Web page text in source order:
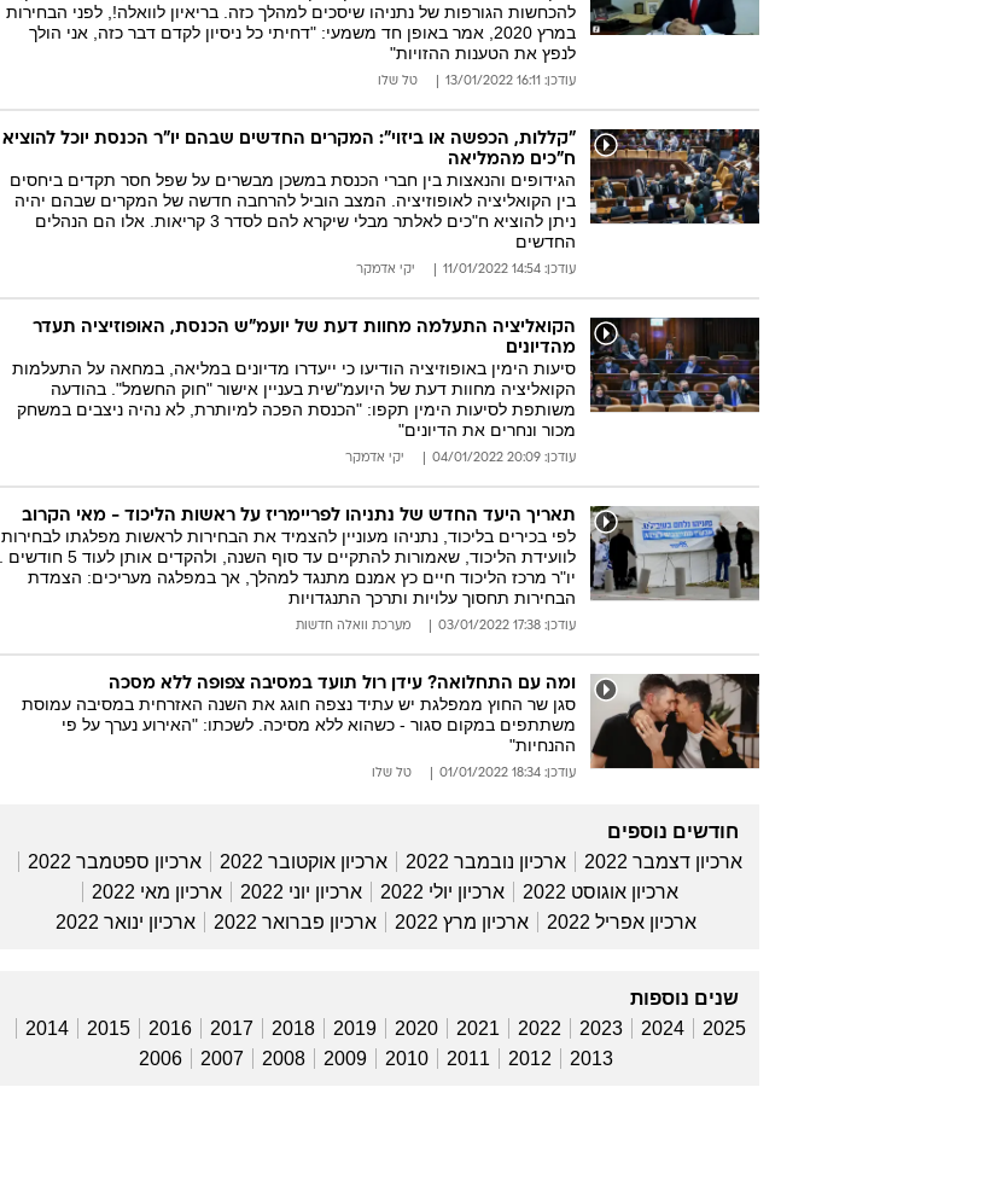
להכחשות הגורפות של נתניהו שיסכים למהלך כזה. בריאיון לוואלה!, לפני הבחירות
במרץ 2020, אמר באופן חד משמעי: "דחיתי כל ניסיון לקדם דבר כזה, אני הולך
לנפץ את הטענות ההזויות"
עודכן: 16:11 13/01/2022 טל שלו
"קללות, הכפשה או ביזוי": המקרים החדשים שבהם יו"ר הכנסת יוכל להוציא
ח"כים מהמליאה
הגידופים והנאצות בין חברי הכנסת במשכן מבשרים על שפל חסר תקדים ביחסים
בין הקואליציה לאופוזיציה. המצב הוביל להרחבה חדשה של המקרים שבהם יהיה
ניתן להוציא ח"כים לאלתר מבלי שיקרא להם לסדר 3 קריאות. אלו הם הנהלים
החדשים
עודכן: 14:54 11/01/2022 יקי אדמקר
הקואליציה התעלמה מחוות דעת של יועמ"ש הכנסת, האופוזיציה תעדר
מהדיונים
סיעות הימין באופוזיציה הודיעו כי ייעדרו מדיונים במליאה, במחאה על התעלמות
הקואליציה מחוות דעת של היועמ"שית בעניין אישור "חוק החשמל". בהודעה
משותפת לסיעות הימין תקפו: "הכנסת הפכה למיותרת, לא נהיה ניצבים במשחק
מכור ונחרים את הדיונים"
עודכן: 20:09 04/01/2022 יקי אדמקר
תאריך היעד החדש של נתניהו לפריימריז על ראשות הליכוד - מאי הקרוב
לפי בכירים בליכוד, נתניהו מעוניין להצמיד את הבחירות לראשות מפלגתו לבחירות
לוועידת הליכוד, שאמורות להתקיים עד סוף השנה, ולהקדים אותן לעוד 5 חודשים .
יו"ר מרכז הליכוד חיים כץ אמנם מתנגד למהלך, אך במפלגה מעריכים: הצמדת
הבחירות תחסוך עלויות ותרכך התנגדויות
עודכן: 17:38 03/01/2022 מערכת וואלה חדשות
ומה עם התחלואה? עידן רול תועד במסיבה צפופה ללא מסכה
סגן שר החוץ ממפלגת יש עתיד נצפה חוגג את השנה האזרחית במסיבה עמוסת
משתתפים במקום סגור - כשהוא ללא מסיכה. לשכתו: "האירוע נערך על פי
ההנחיות"
עודכן: 18:34 01/01/2022 טל שלו
חודשים נוספים
ארכיון דצמבר 2022
ארכיון נובמבר 2022 ארכיון אוקטובר 2022
ארכיון ספטמבר 2022
ארכיון אוגוסט 2022
ארכיון יולי 2022 ארכיון יוני 2022
ארכיון מאי 2022
ארכיון אפריל 2022
ארכיון מרץ 2022 ארכיון פברואר 2022 ארכיון ינואר 2022
שנים נוספות
2025
2024
2023
2022
2021
2020
2019
2018
2017
2016
2015
2014
2013
2012
2011
2010
2009
2008
2007
2006